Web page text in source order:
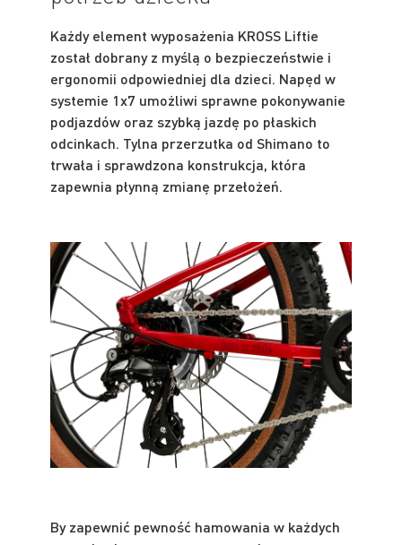
Każdy element wyposażenia KROSS Liftie
został dobrany z myślą o bezpieczeństwie i
ergonomii odpowiedniej dla dzieci. Napęd w
systemie 1x7 umożliwi sprawne pokonywanie
podjazdów oraz szybką jazdę po płaskich
odcinkach. Tylna przerzutka od Shimano to
trwała i sprawdzona konstrukcja, która
zapewnia płynną zmianę przełożeń.
By zapewnić pewność hamowania w każdych